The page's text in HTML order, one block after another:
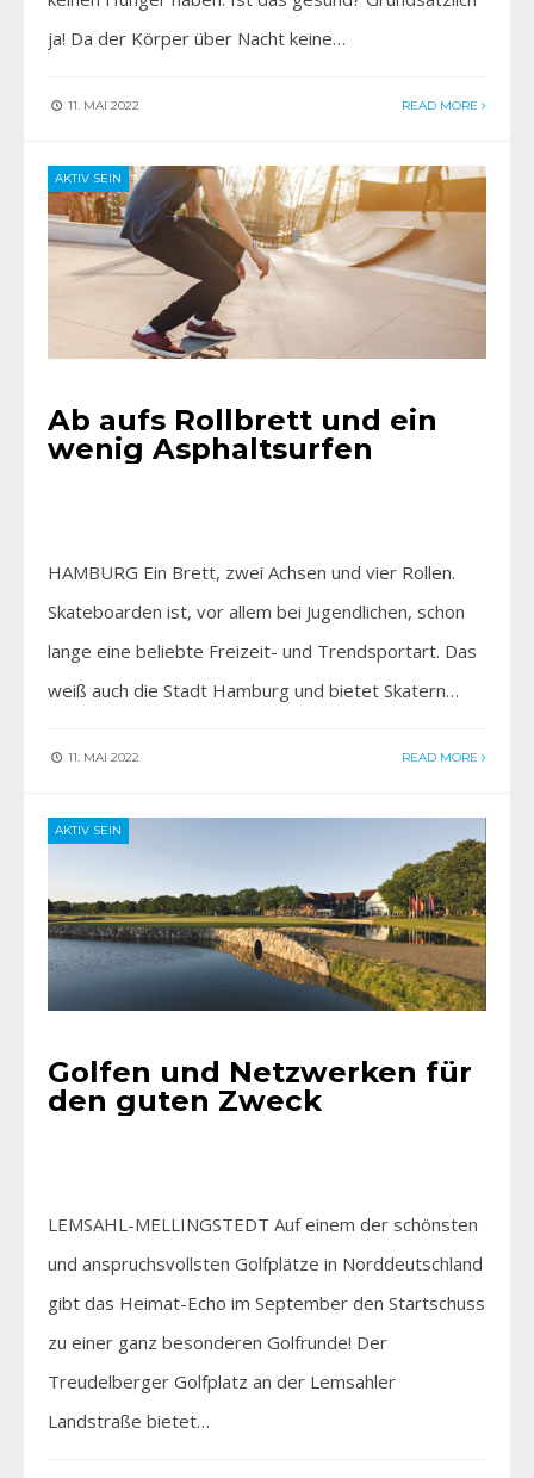
ja! Da der Körper über Nacht keine…
11. MAI 2022 READ MORE
AKTIV SEIN
Ab aufs Rollbrett und ein
wenig Asphaltsurfen
HAMBURG Ein Brett, zwei Achsen und vier Rollen.
Skateboarden ist, vor allem bei Jugendlichen, schon
lange eine beliebte Freizeit- und Trendsportart. Das
weiß auch die Stadt Hamburg und bietet Skatern…
11. MAI 2022 READ MORE
AKTIV SEIN
Golfen und Netzwerken für
den guten Zweck
LEMSAHL-MELLINGSTEDT Auf einem der schönsten
und anspruchsvollsten Golfplätze in Norddeutschland
gibt das Heimat-Echo im September den Startschuss
zu einer ganz besonderen Golfrunde! Der
Treudelberger Golfplatz an der Lemsahler
Landstraße bietet…